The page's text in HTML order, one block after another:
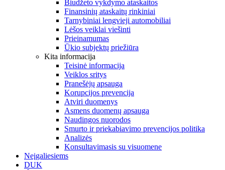
Biudžeto vykdymo ataskaitos
Finansinių ataskaitų rinkiniai
Tarnybiniai lengvieji automobiliai
Lėšos veiklai viešinti
Prieinamumas
Ūkio subjektų priežiūra
Kita informacija
Teisinė informacija
Veiklos sritys
Pranešėjų apsauga
Korupcijos prevencija
Atviri duomenys
Asmens duomenų apsauga
Naudingos nuorodos
Smurto ir priekabiavimo prevencijos politika
Analizės
Konsultavimasis su visuomene
Neįgaliesiems
DUK